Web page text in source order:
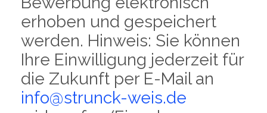
erhoben und gespeichert
werden. Hinweis: Sie können
Ihre Einwilligung jederzeit für
die Zukunft per E-Mail an
info@strunck-weis.de